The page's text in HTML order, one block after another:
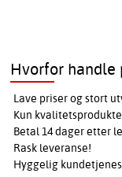
Hvorfor handle
Lave priser og stort
Kun
Betal 14 dager etter
Rask leveranse!
Hyggelig